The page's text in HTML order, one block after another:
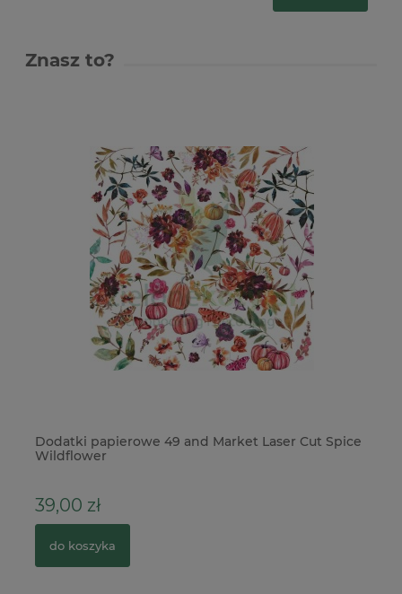
Znasz to?
Dodatki papierowe 49 and Market Laser Cut Spice
Wildflower
39,00 zł
do koszyka